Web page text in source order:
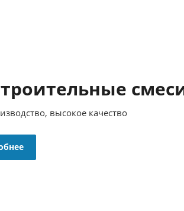
высокое качество